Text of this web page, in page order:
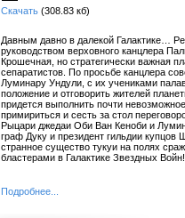
Скачать (308.83 кб)
Давным давно в далекой Галактике…
руководством верховного канцлера
Крошечная, но стратегически важная
сепаратистов. По просьбе канцлера
Луминару Ундули, с их учениками
положение и отговорить жителей
придется выполнить почти
примириться и сесть за стол
Рыцари джедаи Оби Ван Кеноби и
граф Дуку и президент гильдии
странное существо тукуи на полях
бластерами в Галактике Звездных Войн!
Подробнее...